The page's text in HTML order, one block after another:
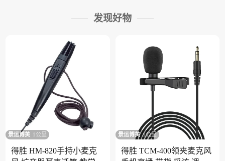
发现好物
景运博美 1公里
得胜 HM-820手持小麦克
景运博美 1公里
得胜 TCM-400领夹麦克风